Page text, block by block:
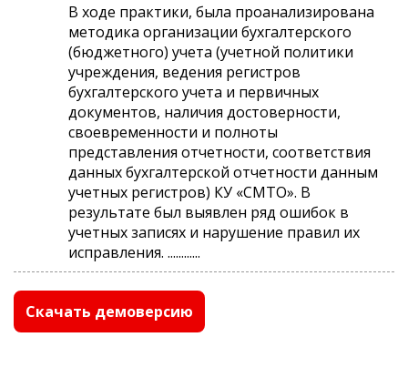
В ходе практики, была проанализирована
методика организации бухгалтерского
(бюджетного) учета (учетной политики
учреждения, ведения регистров
бухгалтерского учета и первичных
документов, наличия достоверности,
своевременности и полноты
представления отчетности, соответствия
данных бухгалтерской отчетности данным
учетных регистров) КУ «СМТО». В
результате был выявлен ряд ошибок в
учетных записях и нарушение правил их
исправления. ............
Скачать демоверсию